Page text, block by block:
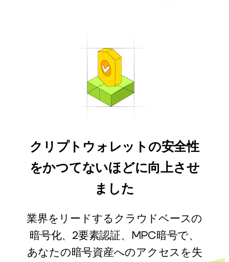
クリプトウォレットの安全性
をかつてないほどに向上させ
ました
業界をリードするクラウドベースの
暗号化、2要素認証、MPC暗号で、
あなたの暗号資産へのアクセスを失